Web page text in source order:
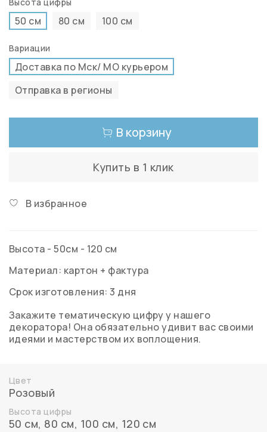
Высота цифры
50 см 80 см 100 см
Вариации
Доставка по Мск/ МО курьером
Отправка в регионы
В корзину
Купить в 1 клик
В избранное
Высота - 50см - 120 см
Материал: картон + фактура
Срок изготовления: 3 дня
Закажите тематическую цифру у нашего
декоратора! Она обязательно удивит вас своими
идеями и мастерством их воплощения.
Цвет
Розовый
Высота цифры
50 см, 80 см, 100 см, 120 см